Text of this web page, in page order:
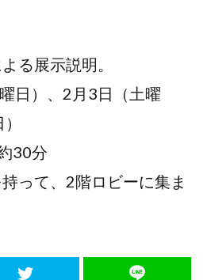
る展示説明。
日）、2月3日（土曜
30分
って、2階ロビーに集ま